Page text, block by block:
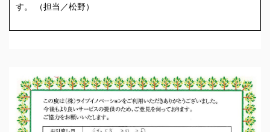
す。 （担当／松野）